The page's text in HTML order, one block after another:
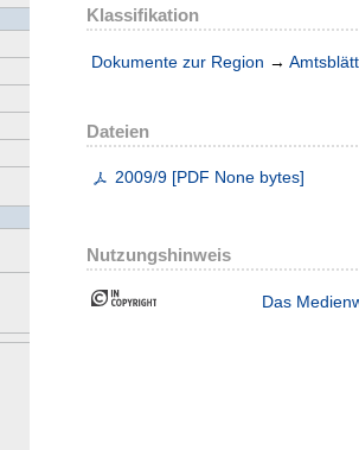
Klassifikation
Dokumente zur Region →
Dateien
2009/9 [PDF None bytes]
Nutzungshinweis
Das